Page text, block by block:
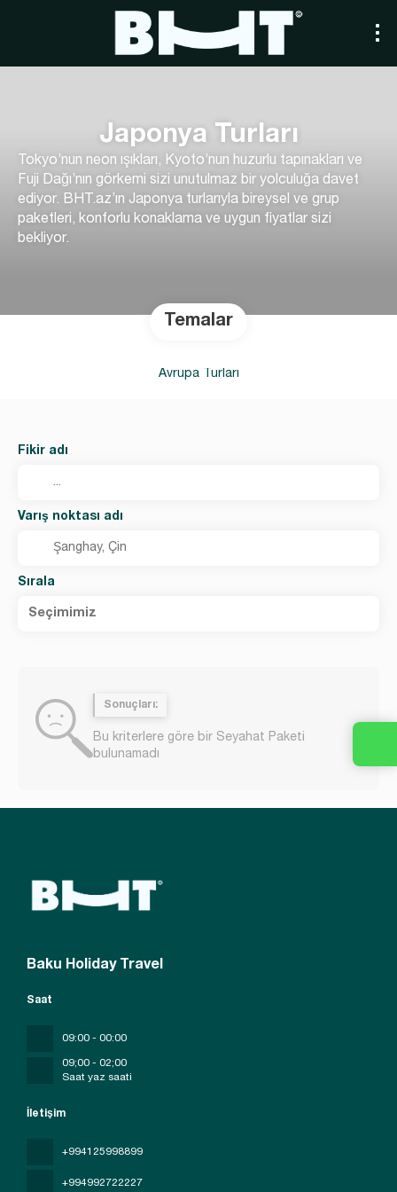
Japonya Turları
Tokyo’nun neon ışıkları, Kyoto’nun huzurlu tapınakları ve
Fuji Dağı’nın görkemi sizi unutulmaz bir yolculuğa davet
ediyor. BHT.az’ın Japonya turlarıyla bireysel ve grup
paketleri, konforlu konaklama ve uygun fiyatlar sizi
bekliyor.
Temalar
Avrupa Turları
Fikir adı
Varış noktası adı
Sırala
Seçimimiz
Sonuçları:
Bu kriterlere göre bir Seyahat Paketi
bulunamadı
Baku Holiday Travel
İletişim
+994125998899
+994992722227
Saat
09:00 - 00:00
09;00 - 02;00
Saat yaz saati